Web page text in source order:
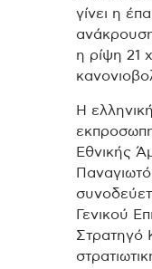
γίνει η
η ρίψη 21
Η
Εθνικής
Γενικού
Στρατηγό